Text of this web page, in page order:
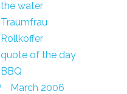
the water
Traumfrau
Rollkoffer
quote of the day
BBQ
March 2006